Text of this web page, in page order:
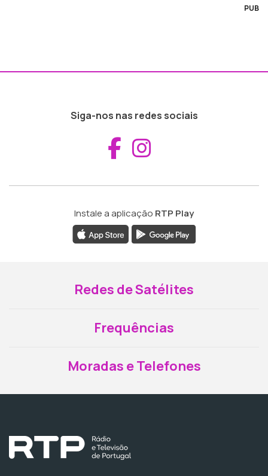
PUB
Siga-nos nas redes sociais
Aceder ao
Instale a aplicação RTP Play
Redes de Satélites
Frequências
Moradas e Telefones